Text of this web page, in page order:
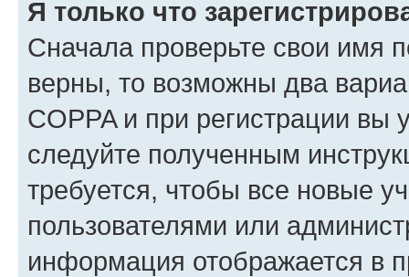
Я только что
Сначала проверьте свои имя
верны, то возможны два
COPPA и при регистрации вы
следуйте полученным
требуется, чтобы все новые
пользователями или
информация отображается в